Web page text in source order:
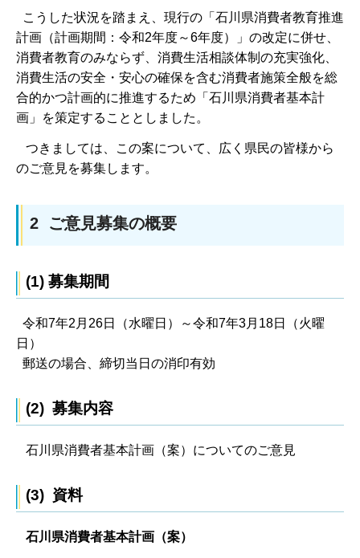
こうした状況を踏まえ、現行の「石川県消費者教育推進
計画（計画期間：令和2年度～6年度）」の改定に併せ、
消費者教育のみならず、消費生活相談体制の充実強化、
消費生活の安全・安心の確保を含む消費者施策全般を総
合的かつ計画的に推進するため「石川県消費者基本計
画」を策定することとしました。
つきましては、この案について、広く県民の皆様から
のご意見を募集します。
2 ご意見募集の概要
(1) 募集期間
令和7年2月26日（水曜日）～令和7年3月18日（火曜
日）
郵送の場合、締切当日の消印有効
(2) 募集内容
石川県消費者基本計画（案）についてのご意見
(3) 資料
石川県消費者基本計画（案）